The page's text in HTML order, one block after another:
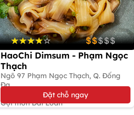
HaoChi Dimsum - Phạm Ngọc
Thạch
Ngõ 97 Phạm Ngọc Thạch, Q. Đống
Đa
Gọi món Đài Loan
Đặt chỗ ngay